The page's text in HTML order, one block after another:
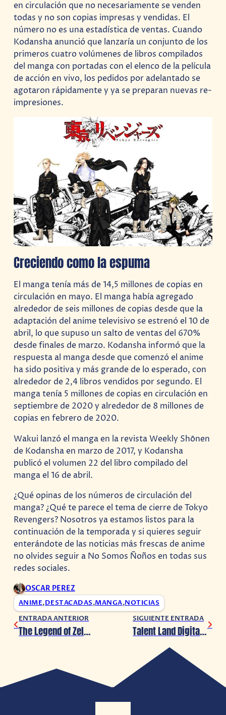
en circulación que no necesariamente se venden
todas y no son copias impresas y vendidas. El
número no es una estadística de ventas. Cuando
Kodansha anunció que lanzaría un conjunto de los
primeros cuatro volúmenes de libros compilados
del manga con portadas con el elenco de la película
de acción en vivo, los pedidos por adelantado se
agotaron rápidamente y ya se preparan nuevas re-
impresiones.
Creciendo como la espuma
El manga tenía más de 14,5 millones de copias en
circulación en mayo. El manga había agregado
alrededor de seis millones de copias desde que la
adaptación del anime televisivo se estrenó el 10 de
abril, lo que supuso un salto de ventas del 670%
desde finales de marzo. Kodansha informó que la
respuesta al manga desde que comenzó el anime
ha sido positiva y más grande de lo esperado, con
alrededor de 2,4 libros vendidos por segundo. El
manga tenía 5 millones de copias en circulación en
septiembre de 2020 y alrededor de 8 millones de
copias en febrero de 2020.
Wakui lanzó el manga en la revista Weekly Shōnen
de Kodansha en marzo de 2017, y Kodansha
publicó el volumen 22 del libro compilado del
manga el 16 de abril.
¿Qué opinas de los números de circulación del
manga? ¿Qué te parece el tema de cierre de Tokyo
Revengers? Nosotros ya estamos listos para la
continuación de la temporada y si quieres seguir
enterándote de las noticias más frescas de anime
no olvides seguir a No Somos Ñoños en todas sus
redes sociales.
OSCAR PEREZ
ANIME,DESTACADAS,MANGA,NOTICIAS
ENTRADA ANTERIOR
The Legend of Zelda: Una copia del primer titulo de NES alcanzo los $110,000 USD en una subasta
SIGUIENTE ENTRADA
Talent Land Digital 21: Hugo Blendl (Rick & Morty) nos enseña de animación